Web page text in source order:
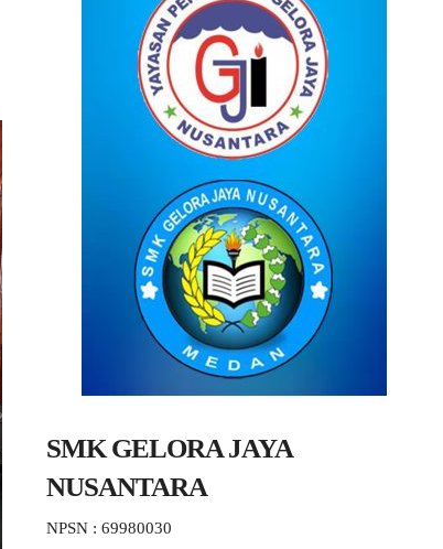
SMK GELORA JAYA
NUSANTARA
NPSN : 69980030